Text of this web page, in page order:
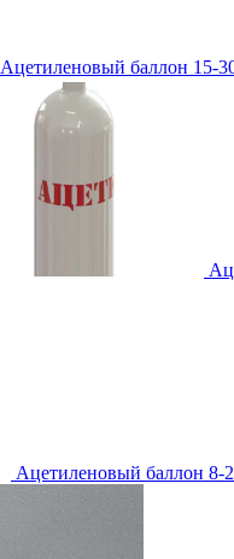
Ацетиленовый баллон 15-
Ацетиленовый баллон 8-